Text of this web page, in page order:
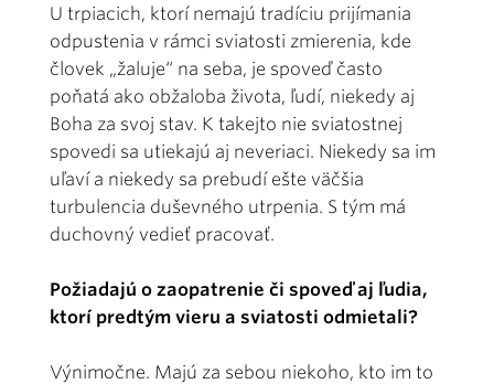
U trpiacich, ktorí nemajú tradíciu prijímania
odpustenia v rámci sviatosti zmierenia, kde
človek „žaluje“ na seba, je spoveď často
poňatá ako obžaloba života, ľudí, niekedy aj
Boha za svoj stav. K takejto nie sviatostnej
spovedi sa utiekajú aj neveriaci. Niekedy sa im
uľaví a niekedy sa prebudí ešte väčšia
turbulencia duševného utrpenia. S tým má
duchovný vedieť pracovať.
Požiadajú o zaopatrenie či spoveď aj ľudia,
ktorí predtým vieru a sviatosti odmietali?
Výnimočne. Majú za sebou niekoho, kto im to